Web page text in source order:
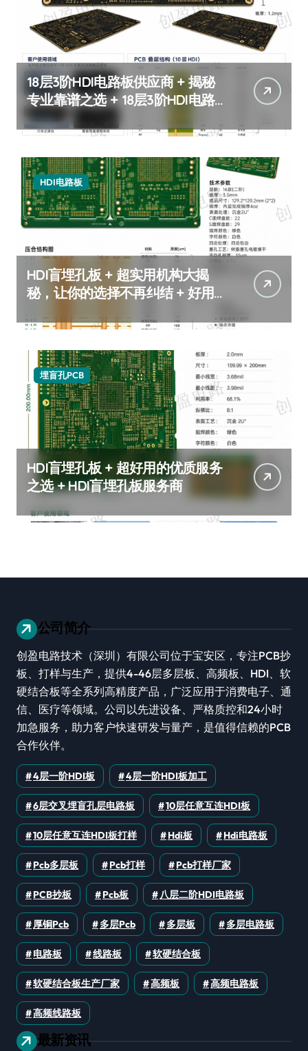
18层3阶HDI电路板供应商 + 揭秘
专业靠谱之选 + 18层3阶HDI电路
板
HDI电路板
HDI盲埋孔板 + 超实用机构大揭
秘，让你的选择不再纠结 + 好用
埋盲孔PCB
HDI盲埋孔板 + 超好用的优质服务
之选 + HDI盲埋孔板服务商
公司简介
创盈电路技术（深圳）有限公司位于宝安区，专注PCB抄
板、打样与生产，提供4-46层多层板、高频板、HDI、软
硬结合板等全系列高精度产品，广泛应用于消费电子、通
信、医疗等领域。公司以先进设备、严格质控和24小时
加急服务，助力客户快速研发与量产，是值得信赖的PCB
合作伙伴。
4层一阶HDI板 4层一阶HDI板加工
6层交叉埋盲孔层电路板 10层任意互连HDI板
10层任意互连HDI板打样 Hdi板 Hdi电路板
Pcb多层板 Pcb打样 Pcb打样厂家
PCB抄板 Pcb板 八层二阶HDI电路板
厚铜pcb 多层pcb 多层板 多层电路板
电路板 线路板 软硬结合板
软硬结合板生产厂家 高频板 高频电路板
高频线路板
最新资讯